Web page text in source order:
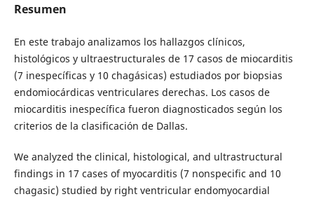
Resumen
En este trabajo analizamos los hallazgos clínicos,
histológicos y ultraestructurales de 17 casos de miocarditis
(7 inespecíficas y 10 chagásicas) estudiados por biopsias
endomiocárdicas ventriculares derechas. Los casos de
miocarditis inespecífica fueron diagnosticados según los
criterios de la clasificación de Dallas.
We analyzed the clinical, histological, and ultrastructural
findings in 17 cases of myocarditis (7 nonspecific and 10
chagasic) studied by right ventricular endomyocardial